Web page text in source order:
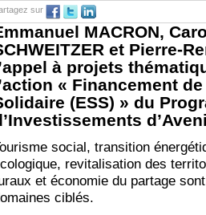
sur
MACRON,
et Pierre-
à projets
« Financement
(ESS) » du
social, transition
revitalisation des
et économie du partage
ciblés.